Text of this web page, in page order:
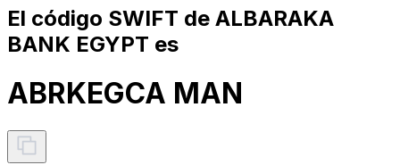
El código SWIFT de ALBARAKA
BANK EGYPT es
ABRKEGCA MAN